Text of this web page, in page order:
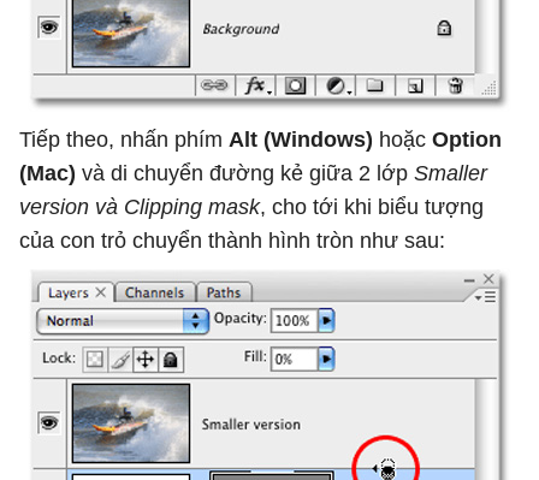
Tiếp theo, nhấn phím Alt (Windows) hoặc Option
(Mac) và di chuyển đường kẻ giữa 2 lớp Smaller
version và Clipping mask, cho tới khi biểu tượng
của con trỏ chuyển thành hình tròn như sau: